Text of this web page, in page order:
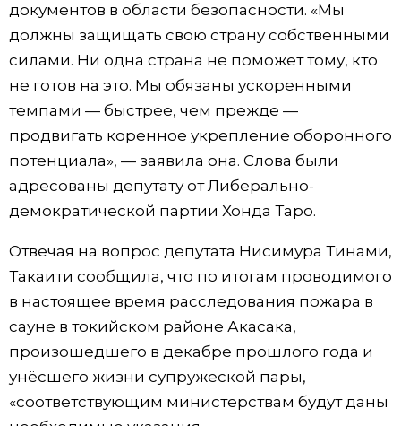
документов в области безопасности. «Мы
должны защищать свою страну собственными
силами. Ни одна страна не поможет тому, кто
не готов на это. Мы обязаны ускоренными
темпами — быстрее, чем прежде —
продвигать коренное укрепление оборонного
потенциала», — заявила она. Слова были
адресованы депутату от Либерально-
демократической партии Хонда Таро.
Отвечая на вопрос депутата Нисимура Тинами,
Такаити сообщила, что по итогам проводимого
в настоящее время расследования пожара в
сауне в токийском районе Акасака,
произошедшего в декабре прошлого года и
унёсшего жизни супружеской пары,
«соответствующим министерствам будут даны